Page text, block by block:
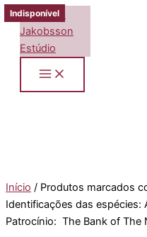
Ir
para
Início / Produtos marcados
Identificações das espécies:
Patrocínio: The Bank of The
Indisponível